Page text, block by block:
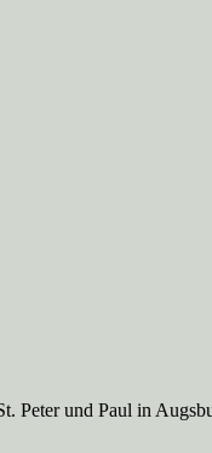
Peter und Paul in